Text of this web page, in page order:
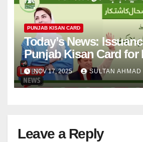
PUNJAB KISAN CARD
Today’s News:
Punjab Kisan Card for
NOV 17, 2025 SULTAN AHMAD
Leave a Reply